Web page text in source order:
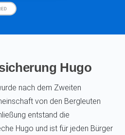
Hugo
nach dem Zweiten
von den Bergleuten
entstand die
Hugo und ist für jeden Bürger